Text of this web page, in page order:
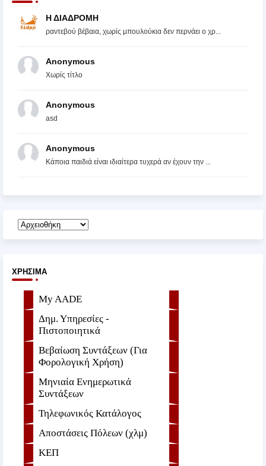
Η ΔΙΑΔΡΟΜΗ
ραντεβού βέβαια, χωρίς μπουλούκια δεν περνάει ο χρ...
Anonymous
Χωρίς τίτλο
Anonymous
asd
Anonymous
Κάποια παιδιά είναι ιδιαίτερα τυχερά αν έχουν την ...
ΧΡΉΣΙΜΑ
My AADE
Δημ. Υπηρεσίες -
Πιστοποιητικά
Βεβαίωση Συντάξεων (Για
Φορολογική Χρήση)
Μηνιαία Ενημερωτικά
Συντάξεων
Τηλεφωνικός Κατάλογος
Αποστάσεις Πόλεων (χλμ)
ΚΕΠ